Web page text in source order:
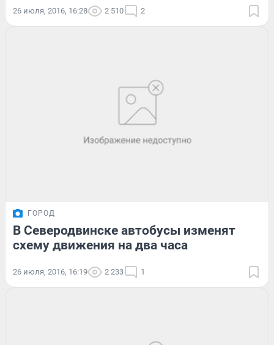
26 июля, 2016, 16:28 2 510 2
ГОРОД
В Северодвинске автобусы изменят
схему движения на два часа
26 июля, 2016, 16:19 2 233 1